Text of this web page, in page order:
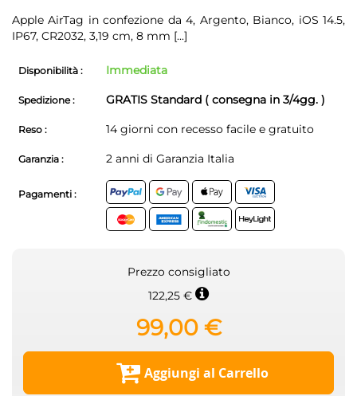
Apple AirTag in confezione da 4, Argento, Bianco, iOS 14.5,
IP67, CR2032, 3,19 cm, 8 mm [...]
Disponibilità : Immediata
Spedizione : GRATIS Standard ( consegna in 3/4gg. )
Reso : 14 giorni con recesso facile e gratuito
Garanzia : 2 anni di Garanzia Italia
Pagamenti :
Prezzo consigliato
122,25 €
99,00 €
Aggiungi al Carrello